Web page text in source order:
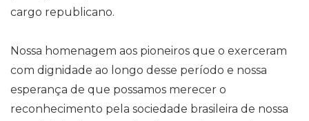
cargo republicano.
Nossa homenagem aos pioneiros que o exerceram
com dignidade ao longo desse período e nossa
esperança de que possamos merecer o
reconhecimento pela sociedade brasileira de nossa